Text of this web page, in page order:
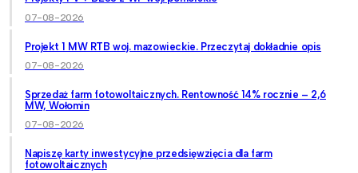
07-08-2026
Projekt 1 MW RTB woj. mazowieckie. Przeczytaj dokładnie opis
07-08-2026
Sprzedaż farm fotowoltaicznych. Rentowność 14% rocznie – 2,6
MW, Wołomin
07-08-2026
Napiszę karty inwestycyjne przedsięwzięcia dla farm
fotowoltaicznych